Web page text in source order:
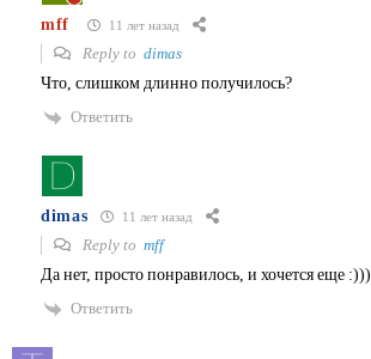
mff 11 лет назад
Reply to dimas
Что, слишком длинно получилось?
Ответить
dimas 11 лет назад
Reply to mff
Да нет, просто понравилось, и хочется еще :)))
Ответить